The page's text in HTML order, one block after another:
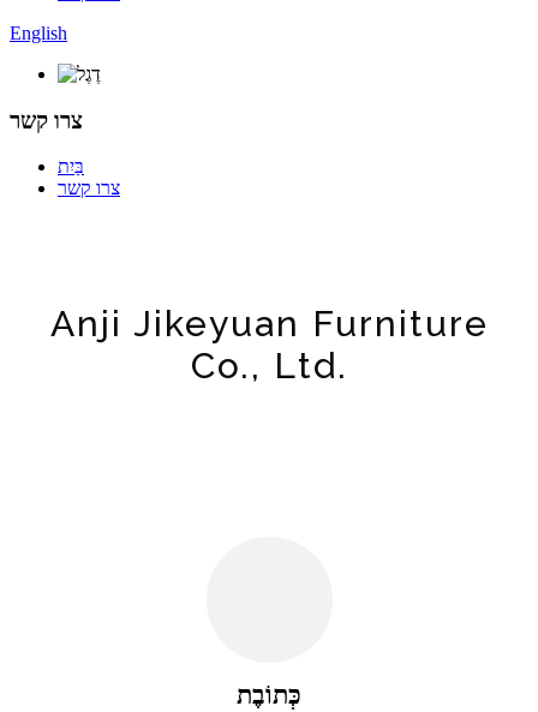
English
צרו קשר
בַּיִת
צרו קשר
Anji Jikeyuan Furniture
Co., Ltd.
כְּתוֹבֶת